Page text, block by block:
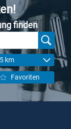
finden
5 km
Favoriten